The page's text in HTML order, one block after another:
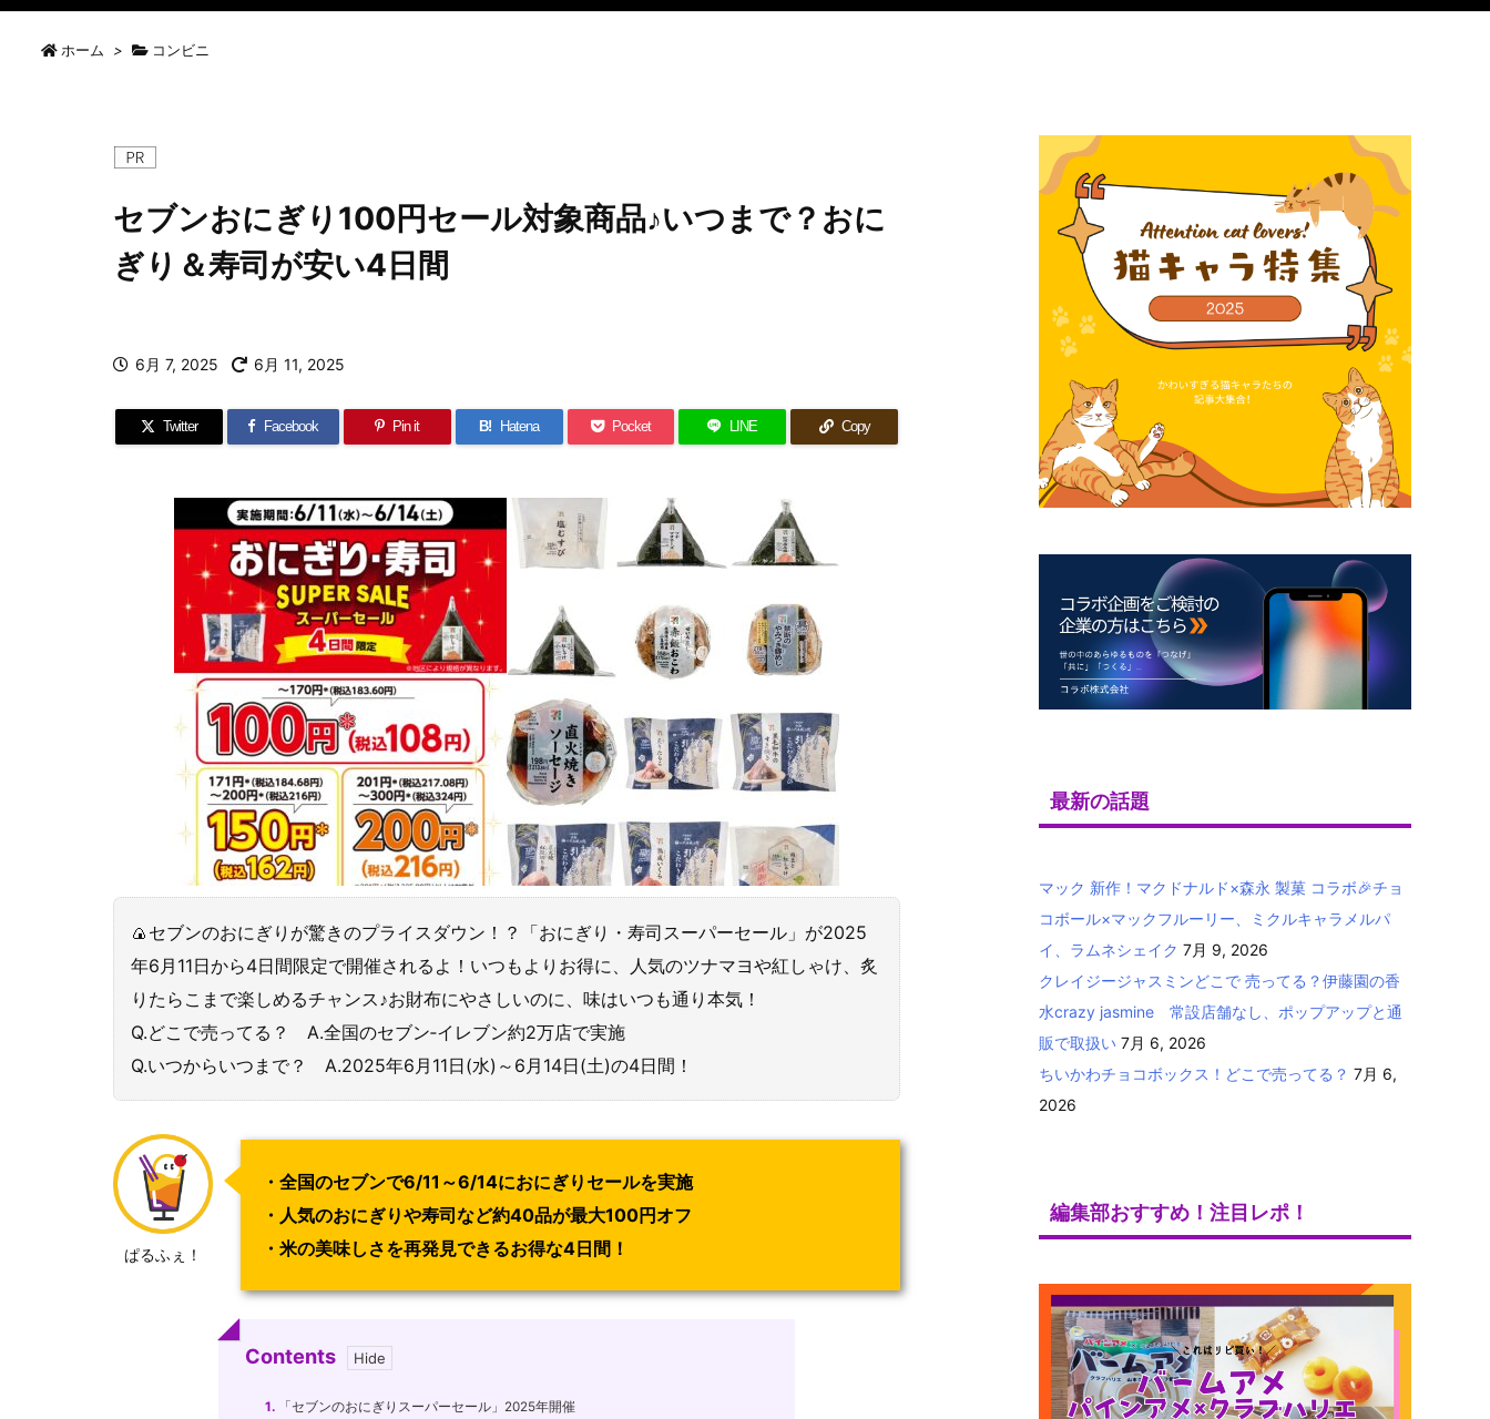
ホーム > コンビニ
セブンおにぎり100円セール対象商品♪いつまで？おに
ぎり＆寿司が安い4日間
6月 7, 2025 6月 11, 2025
Twitter Facebook Pin it B! Hatena Pocket LINE Copy
🍙セブンのおにぎりが驚きのプライスダウン！？「おにぎり・寿司スーパーセール」が2025
年6月11日から4日間限定で開催されるよ！いつもよりお得に、人気のツナマヨや紅しゃけ、炙
りたらこまで楽しめるチャンス♪お財布にやさしいのに、味はいつも通り本気！
Q.どこで売ってる？ A.全国のセブン‐イレブン約2万店で実施
Q.いつからいつまで？ A.2025年6月11日(水)～6月14日(土)の4日間！
ぱるふぇ！
・全国のセブンで6/11～6/14におにぎりセールを実施
・人気のおにぎりや寿司など約40品が最大100円オフ
・米の美味しさを再発見できるお得な4日間！
Contents
1. 「セブンのおにぎりスーパーセール」2025年開催
最新の話題
マック 新作！マクドナルド×森永 製菓 コラボ🎉チョ
コボール×マックフルーリー、ミクルキャラメルパ
イ、ラムネシェイク 7月 9, 2026
クレイジージャスミンどこで 売ってる？伊藤園の香
水crazy jasmine 常設店舗なし、ポップアップと通
販で取扱い 7月 6, 2026
ちいかわチョコボックス！どこで売ってる？ 7月 6,
2026
編集部おすすめ！注目レポ！